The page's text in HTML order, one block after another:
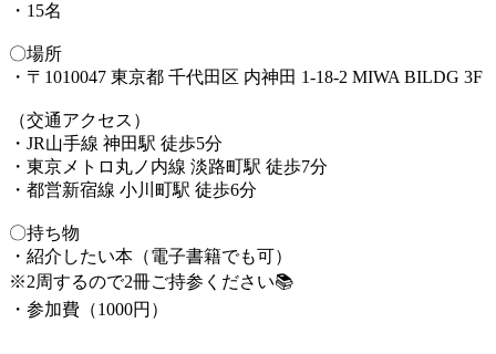
・15名
〇場所
・〒1010047 東京都 千代田区 内神田 1-18-2 MIWA BILDG 3F
（交通アクセス）
・JR山手線 神田駅 徒歩5分
・東京メトロ丸ノ内線 淡路町駅 徒歩7分
・都営新宿線 小川町駅 徒歩6分
〇持ち物
・紹介したい本（電子書籍でも可）
※2周するので2冊ご持参ください📚
・参加費（1000円）